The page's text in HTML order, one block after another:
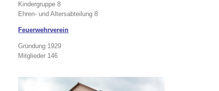
Kindergruppe 8
Ehren- und Altersabteilung 8
Feuerwehrverein
Gründung 1929
Mitglieder 146